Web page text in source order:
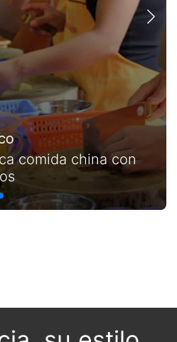
comida china con